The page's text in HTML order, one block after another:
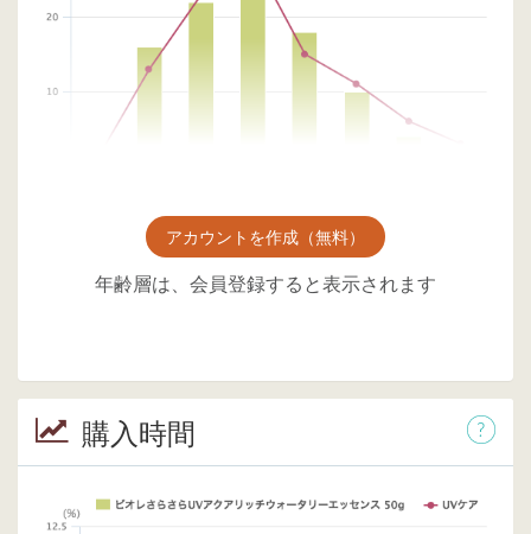
アカウントを作成（無料）
年齢層は、会員登録すると表示されます
購入時間